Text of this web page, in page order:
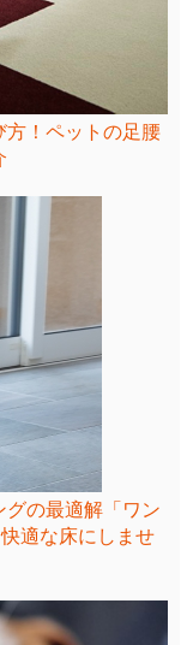
方！ペットの足腰
の最適解「ワン
適な床にしませ